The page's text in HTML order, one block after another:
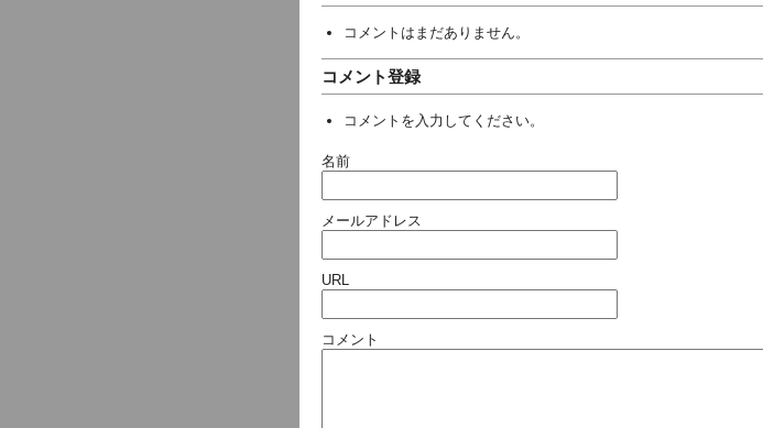
コメントはまだありません。
コメント登録
コメントを入力してください。
名前
メールアドレス
URL
コメント